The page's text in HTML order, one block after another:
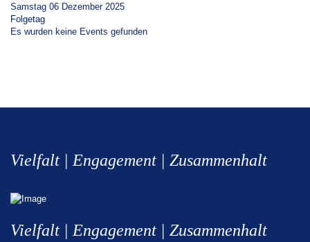
Samstag 06 Dezember 2025
Folgetag
Es wurden keine Events gefunden
Vielfalt | Engagement | Zusammenhalt
Vielfalt | Engagement | Zusammenhalt